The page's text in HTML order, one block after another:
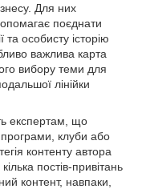
Для них
поєднати
особисту історію
важлива карта
вибору теми для
лінійки
експертам, що
програми, клуби або
контенту автора
постів-привітань
контент, навпаки,